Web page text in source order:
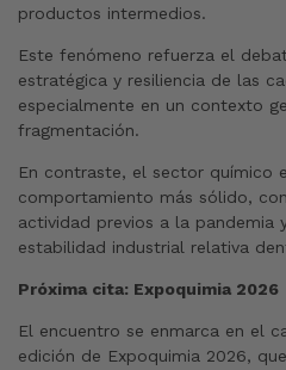
productos intermedios.
Este fenómeno refuerza el
estratégica y resiliencia de las
especialmente en un contexto
fragmentación.
En contraste, el sector químico
comportamiento más sólido,
actividad previos a la pandemia
estabilidad industrial relativa
Próxima cita: Expoquimia 2026
El encuentro se enmarca en el
edición de Expoquimia 2026,